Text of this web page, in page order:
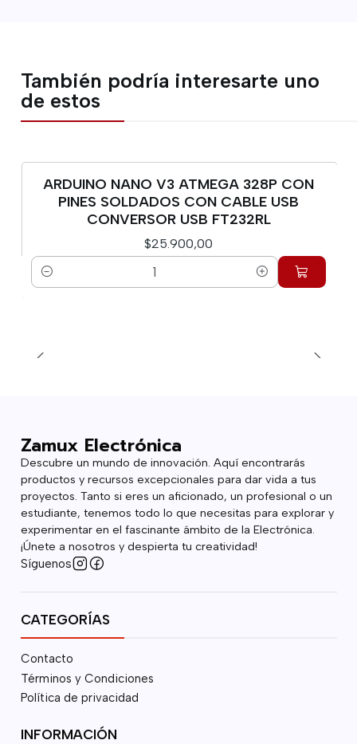
También podría interesarte uno
de estos
ARDUINO NANO V3 ATMEGA 328P CON
PINES SOLDADOS CON CABLE USB
CONVERSOR USB FT232RL
$25.900,00
Cantidad
Zamux Electrónica
Descubre un mundo de innovación. Aquí encontrarás
productos y recursos excepcionales para dar vida a tus
proyectos. Tanto si eres un aficionado, un profesional o un
estudiante, tenemos todo lo que necesitas para explorar y
experimentar en el fascinante ámbito de la Electrónica.
¡Únete a nosotros y despierta tu creatividad!
Síguenos
CATEGORÍAS
Contacto
Términos y Condiciones
Política de privacidad
INFORMACIÓN